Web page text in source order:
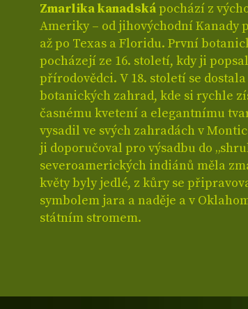
Zmarlika kanadskápochází z
Ameriky – od jihovýchodní Kanady
až po Texas a Floridu. První
pocházejí ze 16. století, kdy ji
přírodovědci. V 18. století se
botanických zahrad, kde si rychle
časnému kvetení a elegantnímu
vysadil ve svých zahradách v
ji doporučoval pro výsadbu do
severoamerických indiánů měla
květy byly jedlé, z kůry se
symbolem jara a naděje a v
státním stromem.